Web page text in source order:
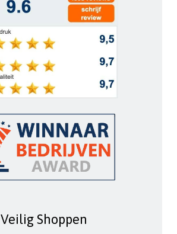
Veilig Shoppen